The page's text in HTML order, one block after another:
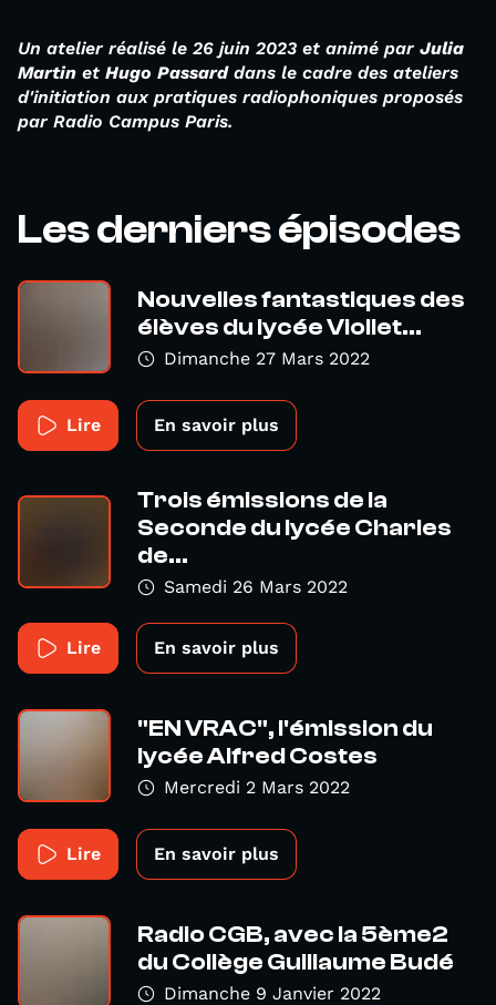
Un atelier réalisé le 26 juin 2023 et animé par Julia
Martin et Hugo Passard dans le cadre des ateliers
d'initiation aux pratiques radiophoniques proposés
par Radio Campus Paris.
Les derniers épisodes
Nouvelles fantastiques des
élèves du lycée Viollet...
Dimanche 27 Mars 2022
Lire En savoir plus
Trois émissions de la
Seconde du lycée Charles
de...
Samedi 26 Mars 2022
Lire En savoir plus
"EN VRAC", l'émission du
lycée Alfred Costes
Mercredi 2 Mars 2022
Lire En savoir plus
Radio CGB, avec la 5ème2
du Collège Guillaume Budé
Dimanche 9 Janvier 2022